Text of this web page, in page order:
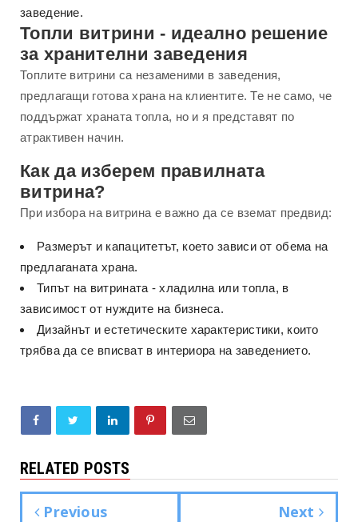
заведение.
Топли витрини - идеално решение
за хранителни заведения
Топлите витрини са незаменими в заведения,
предлагащи готова храна на клиентите. Те не само, че
поддържат храната топла, но и я представят по
атрактивен начин.
Как да изберем правилната
витрина?
При избора на витрина е важно да се вземат предвид:
Размерът и капацитетът, което зависи от обема на
предлаганата храна.
Типът на витрината - хладилна или топла, в
зависимост от нуждите на бизнеса.
Дизайнът и естетическите характеристики, които
трябва да се вписват в интериора на заведението.
RELATED POSTS
Previous Next